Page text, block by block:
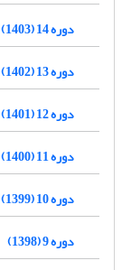
دوره 14 (1403)
دوره 13 (1402)
دوره 12 (1401)
دوره 11 (1400)
دوره 10 (1399)
دوره 9 (1398)